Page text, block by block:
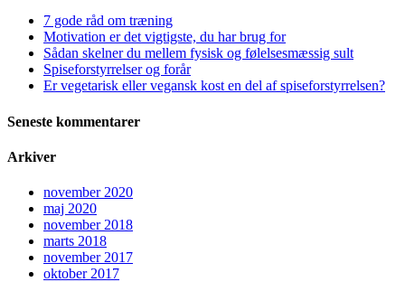
7 gode råd om træning
Motivation er det vigtigste, du har brug for
Sådan skelner du mellem fysisk og følelsesmæssig sult
Spiseforstyrrelser og forår
Er vegetarisk eller vegansk kost en del af spiseforstyrrelsen?
Seneste kommentarer
Arkiver
november 2020
maj 2020
november 2018
marts 2018
november 2017
oktober 2017